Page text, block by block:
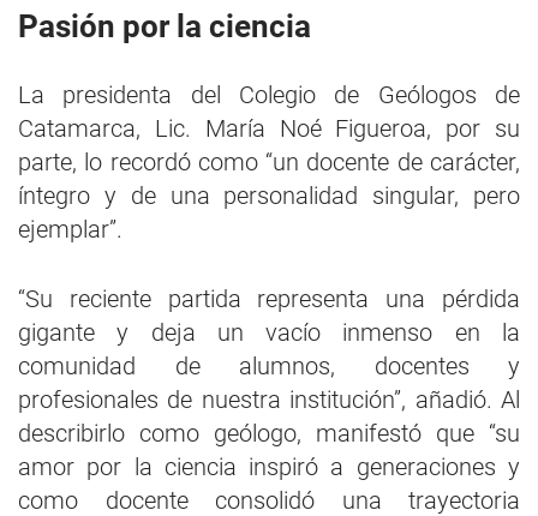
Pasión por la ciencia
La presidenta del Colegio de Geólogos de
Catamarca, Lic. María Noé Figueroa, por su
parte, lo recordó como “un docente de carácter,
íntegro y de una personalidad singular, pero
ejemplar”.
“Su reciente partida representa una pérdida
gigante y deja un vacío inmenso en la
comunidad de alumnos, docentes y
profesionales de nuestra institución”, añadió. Al
describirlo como geólogo, manifestó que “su
amor por la ciencia inspiró a generaciones y
como docente consolidó una trayectoria